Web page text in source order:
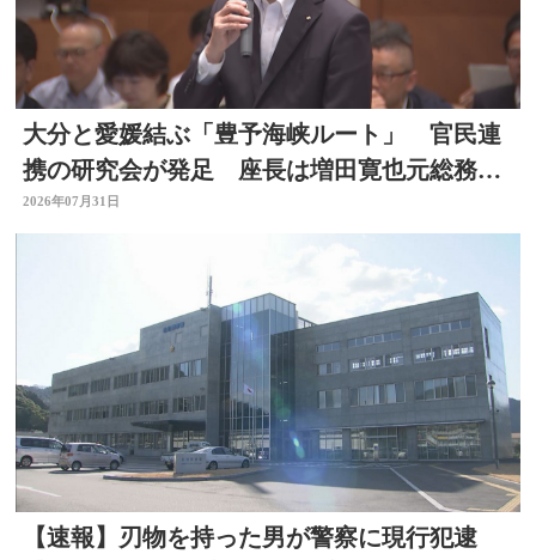
大分と愛媛結ぶ「豊予海峡ルート」 官民連
携の研究会が発足 座長は増田寛也元総務大
臣 大分
2026年07月31日
【速報】刃物を持った男が警察に現行犯逮